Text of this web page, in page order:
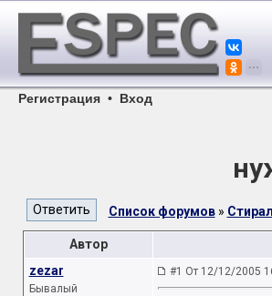
Регистрация • Вход
Список форумов»
Автор
zezar
Бывалый
#1 От 12/12/2005